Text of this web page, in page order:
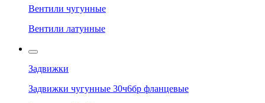
Вентили чугунные
Вентили латунные
Задвижки
Задвижки чугунные 30ч6бр фланцевые